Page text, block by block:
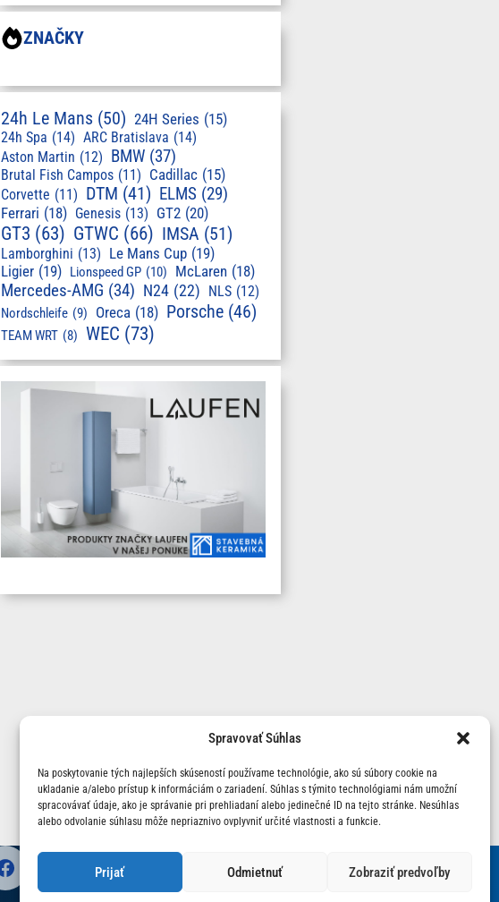
Spravovať Súhlas
Na poskytovanie tých najlepších skúseností používame technológie, ako sú súbory cookie na
ukladanie a/alebo prístup k informáciám o zariadení. Súhlas s týmito technológiami nám umožní
spracovávať údaje, ako je správanie pri prehliadaní alebo jedinečné ID na tejto stránke. Nesúhlas
alebo odvolanie súhlasu môže nepriaznivo ovplyvniť určité vlastnosti a funkcie.
Prijať Odmietnuť Zobraziť predvoľby
ZNAČKY
24h Le Mans (50) 24H Series (15)
24h Spa (14) ARC Bratislava (14)
Aston Martin (12) BMW (37)
Brutal Fish Campos (11) Cadillac (15)
Corvette (11) DTM (41) ELMS (29)
Ferrari (18) Genesis (13) GT2 (20)
GT3 (63) GTWC (66) IMSA (51)
Lamborghini (13) Le Mans Cup (19)
Ligier (19) Lionspeed GP (10) McLaren (18)
Mercedes-AMG (34) N24 (22) NLS (12)
Nordschleife (9) Oreca (18) Porsche (46)
TEAM WRT (8) WEC (73)